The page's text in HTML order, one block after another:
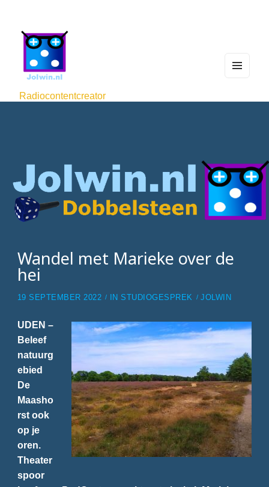
Radiocontentcreator
WIDG
Wandel met Marieke over de
hei
19 SEPTEMBER 2022 IN STUDIOGESPREK JOLWIN
UDEN –
Beleef
natuurg
ebied
De
Maasho
rst ook
op je
oren.
Theater
spoor